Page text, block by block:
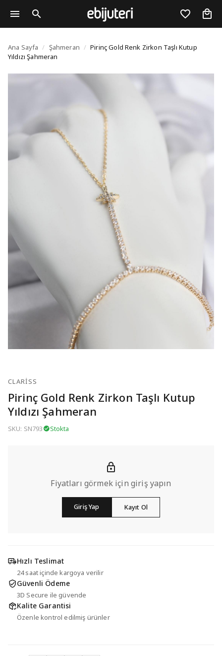
Pirinç Gold Renk
Ana Sayfa / Şahmeran / Pirinç Gold Renk Zirkon Taşlı Kutup
Yıldızı Şahmeran
CLARISS
Pirinç Gold Renk Zirkon Taşlı Kutup
Yıldızı Şahmeran
SKU: SN793 Stokta
Fiyatları görmek için giriş yapın
Giriş Yap Kayıt Ol
Hızlı Teslimat
24 saat içinde kargoya verilir
Güvenli Ödeme
3D Secure ile güvende
Kalite Garantisi
Özenle kontrol edilmiş ürünler